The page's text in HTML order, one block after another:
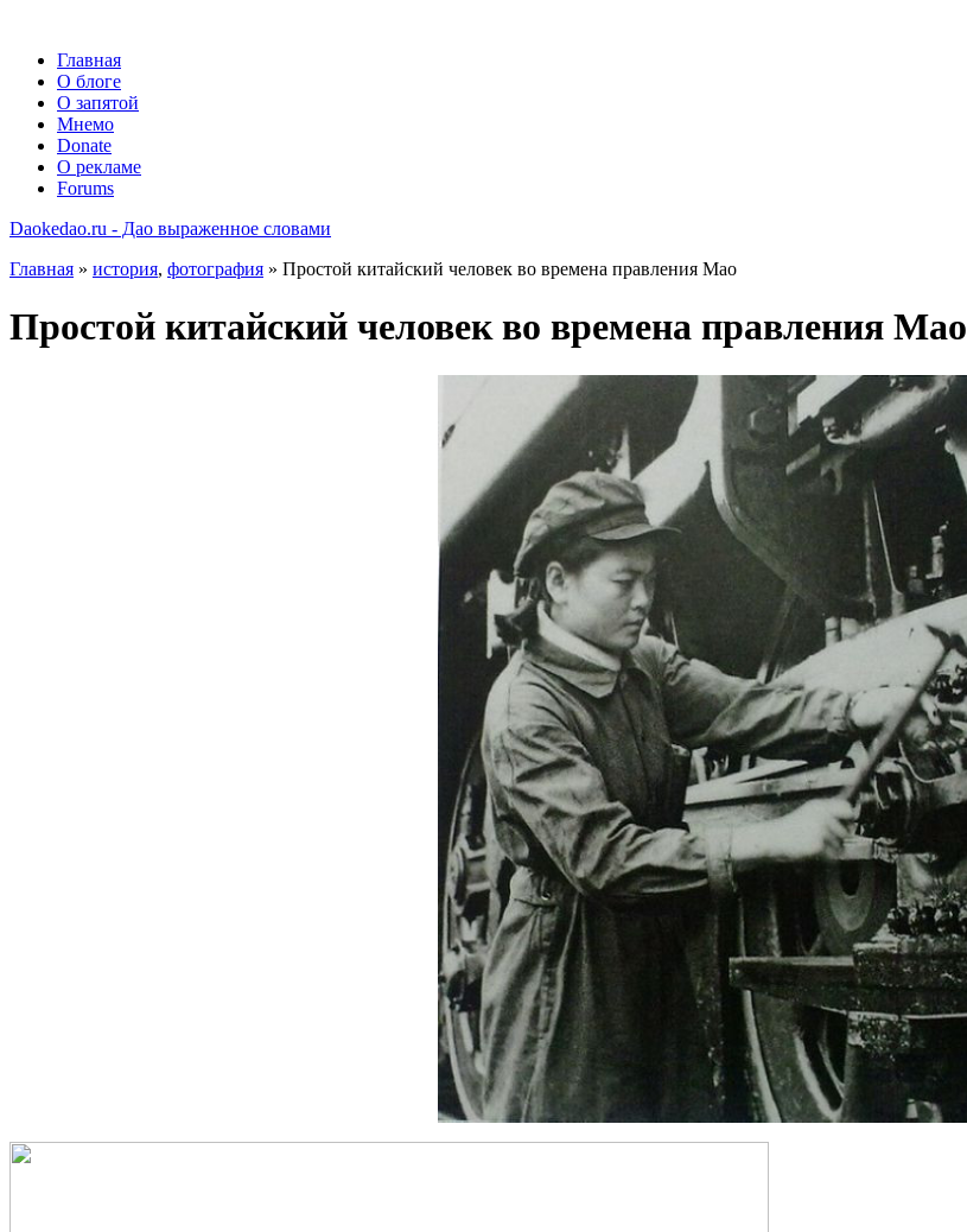
Главная
О блоге
О запятой
Мнемо
Donate
О рекламе
Forums
Daokedao.ru - Дао выраженное словами
Главная » история, фотография » Простой китайский человек во времена правления Мао
Простой китайский человек во времена правления Мао